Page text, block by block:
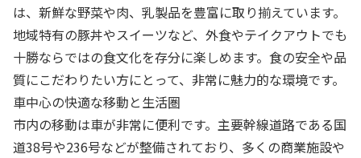
は、新鮮な野菜や肉、乳製品を豊富に取り揃えています。
地域特有の豚丼やスイーツなど、外食やテイクアウトでも
十勝ならではの食文化を存分に楽しめます。食の安全や品
質にこだわりたい方にとって、非常に魅力的な環境です。
車中心の快適な移動と生活圏
市内の移動は車が非常に便利です。主要幹線道路である国
道38号や236号などが整備されており、多くの商業施設や